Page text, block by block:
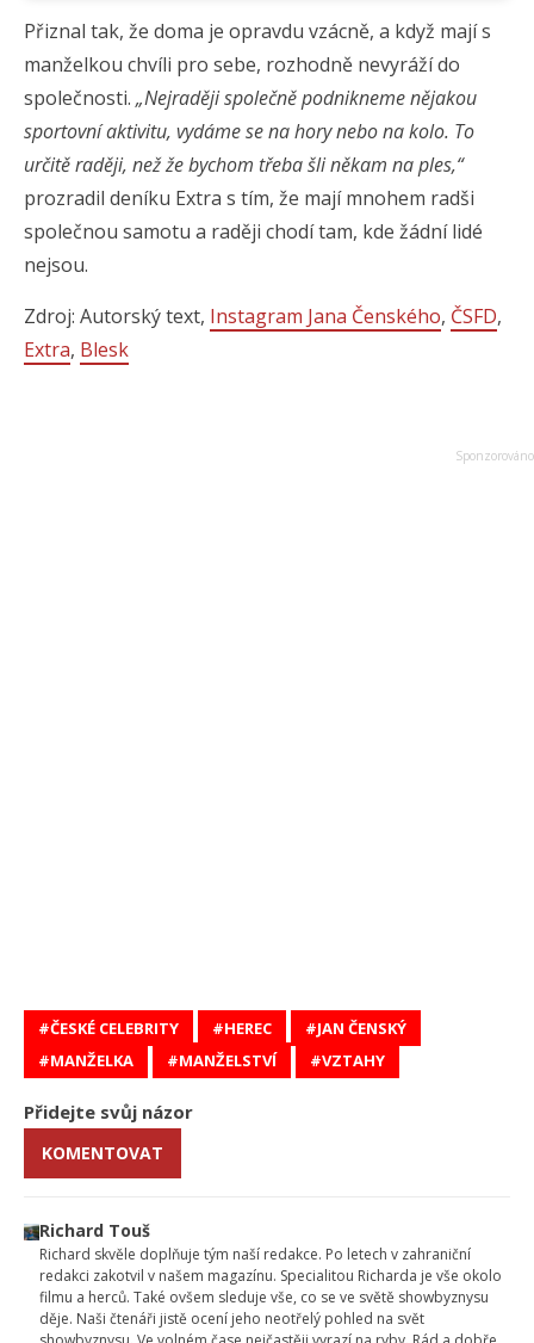
Přiznal tak, že doma je opravdu vzácně, a když mají s
manželkou chvíli pro sebe, rozhodně nevyráží do
společnosti. „Nejraději společně podnikneme nějakou
sportovní aktivitu, vydáme se na hory nebo na kolo. To
určitě raději, než že bychom třeba šli někam na ples,“
prozradil deníku Extra s tím, že mají mnohem radši
společnou samotu a raději chodí tam, kde žádní lidé
nejsou.
Zdroj: Autorský text, Instagram Jana Čenského, ČSFD,
Extra, Blesk
ČESKÉ CELEBRITY HEREC
JAN ČENSKÝ
MANŽELKA
MANŽELSTVÍ VZTAHY
Přidejte svůj názor
KOMENTOVAT
Richard Touš
Richard skvěle doplňuje tým naší redakce. Po letech v zahraniční
redakci zakotvil v našem magazínu. Specialitou Richarda je vše okolo
filmu a herců. Také ovšem sleduje vše, co se ve světě showbyznysu
děje. Naši čtenáři jistě ocení jeho neotřelý pohled na svět